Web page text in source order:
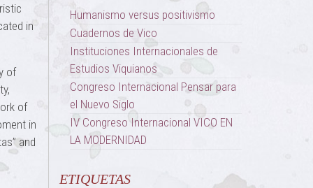
in
of
of
in
and
Humanismo versus positivismo
Cuadernos de Vico
Instituciones Internacionales de
Estudios Viquianos
Congreso Internacional Pensar para
el Nuevo Siglo
IV Congreso Internacional VICO EN
LA MODERNIDAD
ETIQUETAS